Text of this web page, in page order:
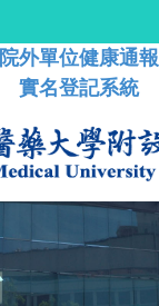
院外單位健康通報
實名登記系統